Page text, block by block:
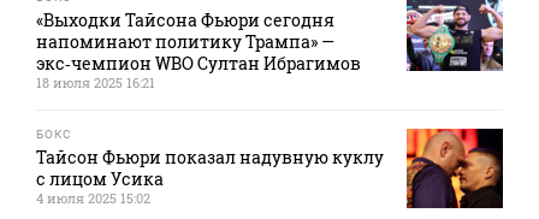
«Выходки Тайсона Фьюри сегодня
напоминают политику Трампа» —
экс‑чемпион WBO Султан Ибрагимов
18 июля 2025 16:21
БОКС
Тайсон Фьюри показал надувную куклу
с лицом Усика
4 июля 2025 15:02